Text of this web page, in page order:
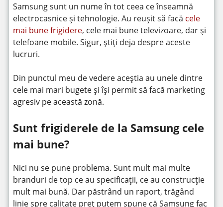
Samsung sunt un nume în tot ceea ce înseamnă
electrocasnice și tehnologie. Au reușit să facă cele
mai bune frigidere, cele mai bune televizoare, dar și
telefoane mobile. Sigur, știți deja despre aceste
lucruri.
Din punctul meu de vedere aceștia au unele dintre
cele mai mari bugete și își permit să facă marketing
agresiv pe această zonă.
Sunt frigiderele de la Samsung cele
mai bune?
Nici nu se pune problema. Sunt mult mai multe
branduri de top ce au specificații, ce au construcție
mult mai bună. Dar păstrând un raport, trăgând
linie spre calitate preț putem spune că Samsung fac